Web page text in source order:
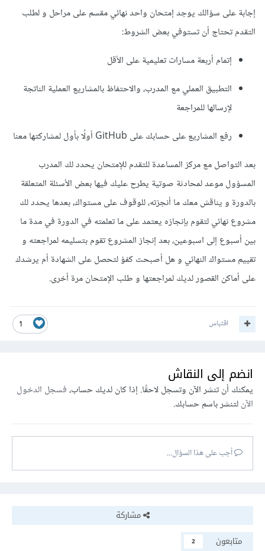
إجابة على سؤالك يوجد إمتحان واحد نهائي مقسم على مراحل و لطلب
التقدم تحتاج أن تستوفي بعض الشروط:
إتمام أربعة مسارات تعليمية على الأقل
التطبيق العملي مع المدرب، والاحتفاظ بالمشاريع العملية الناتجة
لإرسالها للمراجعة
رفع المشاريع على حسابك على GitHub أولًا بأول لمشاركتها معنا
بعد التواصل مع مركز المساعدة للتقدم للإمتحان يحدد لك المدرب
المسؤول موعد لمحادثة صوتية يطرح عليك فيها بعض الأسئلة المتعلقة
بالدورة و يناقش معك ما أنجزته، للوقوف على مستواك، بعدها يحدد لك
مشروع نهائي لتقوم بإنجازه يعتمد على ما تعلمته في الدورة في مدة ما
بين أسبوع إلى اسبوعين، بعد إنجاز المشروع تقوم بتسليمه لمراجعته و
تقييم مستواك النهائي و هل أصبحت كفؤ لتحصل على الشهادة أم يرشدك
على أماكن القصور لديك لمراجعتها و طلب الإمتحان مرة أخرى.
1 اقتباس
انضم إلى النقاش
يمكنك أن تنشر الآن وتسجل لاحقًا. إذا كان لديك حساب،فسجل الدخول
الآنلتنشر باسم حسابك.
أجب على هذا السؤال...
مشاركة
متابعون
2